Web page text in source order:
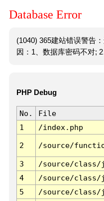
Database Error
(1040) 365建站错误警告
因：1、数据库密码不对; 2
PHP Debug
No. File
1
/index.php
2 /source/
3 /source/class/
4
/source/class/
5
/source/class/